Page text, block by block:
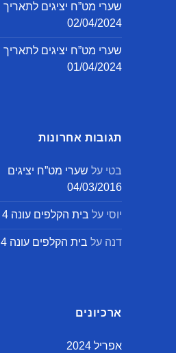
שערי מט”ח יציגים לתאריך
02/04/2024
שערי מט”ח יציגים לתאריך
01/04/2024
תגובות אחרונות
בטי על שערי מט”ח יציגים
04/03/2016
יוסי על בית הקלפים עונה 4
דנה על בית הקלפים עונה 4
ארכיונים
אפריל 2024